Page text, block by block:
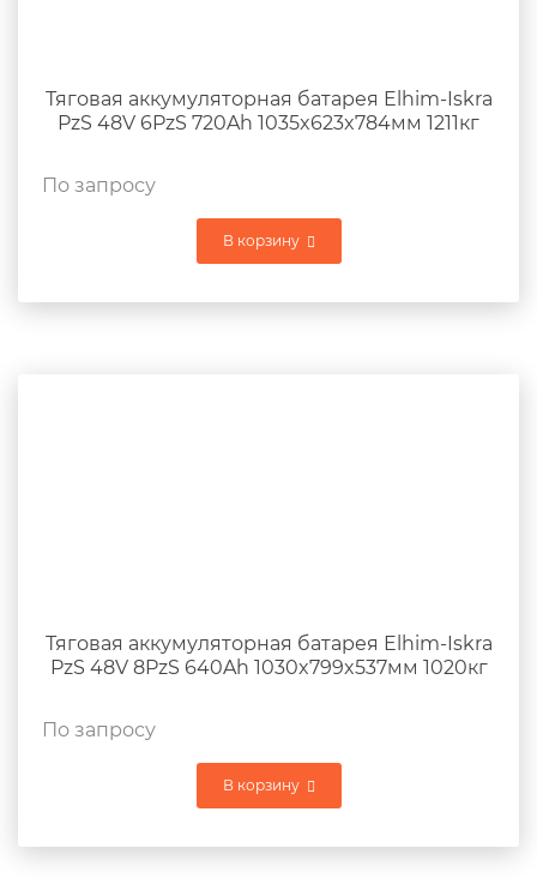
Тяговая аккумуляторная батарея Elhim-Iskra
PzS 48V 6PzS 720Ah 1035x623x784мм 1211кг
По запросу
В корзину
Тяговая аккумуляторная батарея Elhim-Iskra
PzS 48V 8PzS 640Ah 1030x799x537мм 1020кг
По запросу
В корзину